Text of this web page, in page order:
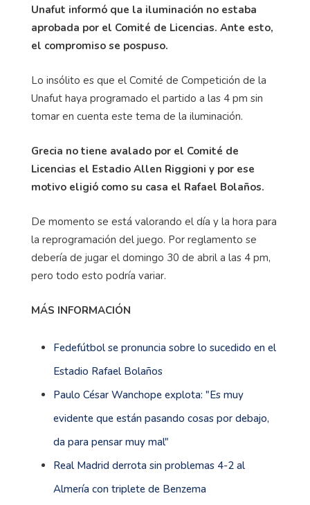
Unafut informó que la iluminación no estaba
aprobada por el Comité de Licencias. Ante esto,
el compromiso se pospuso.
Lo insólito es que el Comité de Competición de la
Unafut haya programado el partido a las 4 pm sin
tomar en cuenta este tema de la iluminación.
Grecia no tiene avalado por el Comité de
Licencias el Estadio Allen Riggioni y por ese
motivo eligió como su casa el Rafael Bolaños.
De momento se está valorando el día y la hora para
la reprogramación del juego. Por reglamento se
debería de jugar el domingo 30 de abril a las 4 pm,
pero todo esto podría variar.
MÁS INFORMACIÓN
Fedefútbol se pronuncia sobre lo sucedido en el
Estadio Rafael Bolaños
Paulo César Wanchope explota: "Es muy
evidente que están pasando cosas por debajo,
da para pensar muy mal"
Real Madrid derrota sin problemas 4-2 al
Almería con triplete de Benzema